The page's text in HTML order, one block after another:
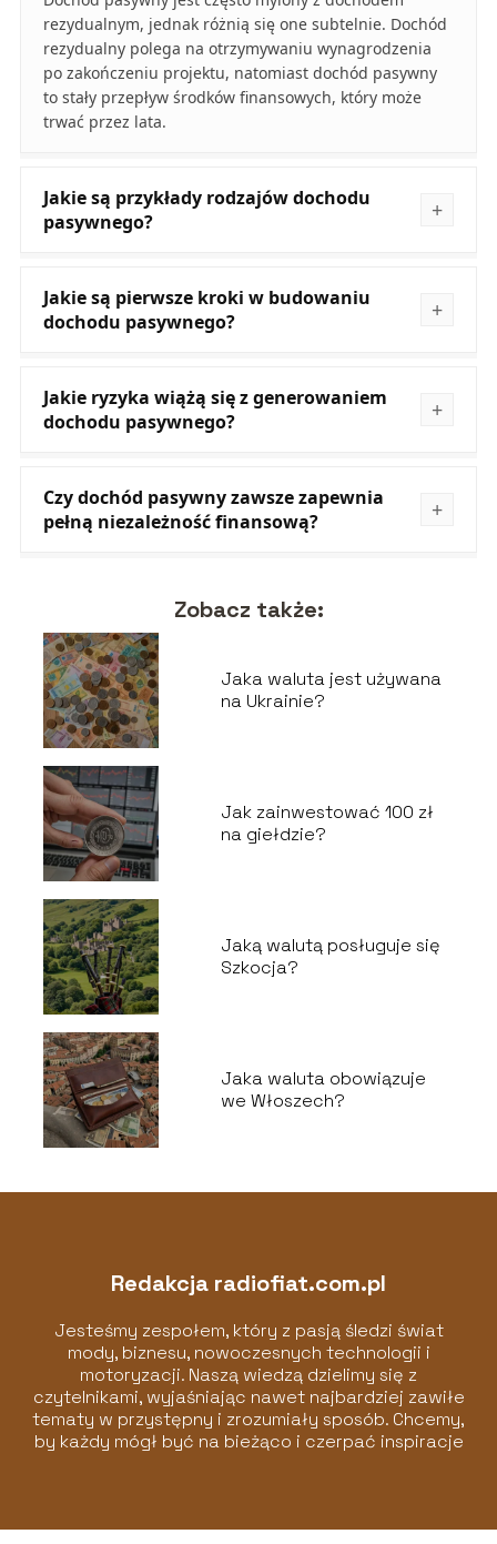
rezydualnym, jednak różnią się one subtelnie. Dochód
rezydualny polega na otrzymywaniu wynagrodzenia
po zakończeniu projektu, natomiast dochód pasywny
to stały przepływ środków finansowych, który może
trwać przez lata.
Jakie są przykłady rodzajów dochodu
pasywnego?
Jakie są pierwsze kroki w budowaniu
dochodu pasywnego?
Jakie ryzyka wiążą się z generowaniem
dochodu pasywnego?
Czy dochód pasywny zawsze zapewnia
pełną niezależność finansową?
Zobacz także:
Jaka waluta jest używana
na Ukrainie?
Jak zainwestować 100 zł
na giełdzie?
Jaką walutą posługuje się
Szkocja?
Jaka waluta obowiązuje
we Włoszech?
Redakcja radiofiat.com.pl
Jesteśmy zespołem, który z pasją śledzi świat
mody, biznesu, nowoczesnych technologii i
motoryzacji. Naszą wiedzą dzielimy się z
czytelnikami, wyjaśniając nawet najbardziej zawiłe
tematy w przystępny i zrozumiały sposób. Chcemy,
by każdy mógł być na bieżąco i czerpać inspiracje